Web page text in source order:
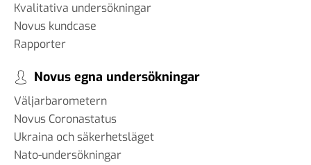
Kvalitativa undersökningar
Novus kundcase
Rapporter
Novus egna undersökningar
Väljarbarometern
Novus Coronastatus
Ukraina och säkerhetsläget
Nato-undersökningar